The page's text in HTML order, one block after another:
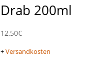
Drab 200ml
12,50€
+Versandkosten